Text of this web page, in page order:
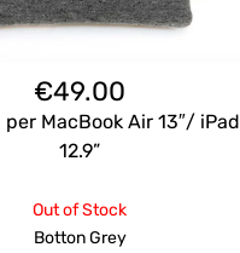
€49.00
MacBook Air 13″/ iPad
12.9”
Out of Stock
Botton Grey